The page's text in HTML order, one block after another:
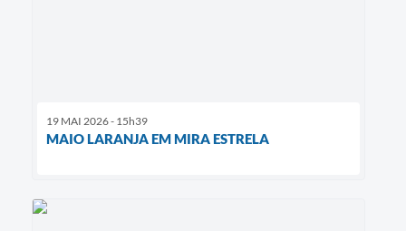
19 MAI 2026 - 15h39
MAIO LARANJA EM MIRA ESTRELA